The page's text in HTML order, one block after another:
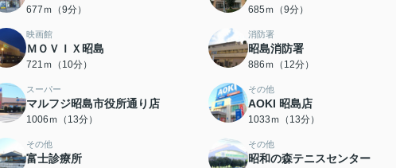
677ｍ（9分） 685ｍ（9分）
映画館
ＭＯＶＩＸ昭島
721ｍ（10分）
消防署
昭島消防署
886ｍ（12分）
スーパー
マルフジ昭島市役所通り店
1006ｍ（13分）
その他
AOKI 昭島店
1033ｍ（13分）
その他
富士診療所
その他
昭和の森テニスセンター